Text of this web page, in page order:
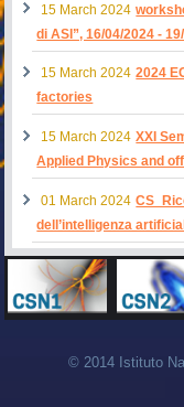
15 March 2024
di ASI”, 16/04/2024 -
15 March 2024 2024
factories
15 March 2024 XXI
Applied Physics and
01 March 2024
dell’intelligenza
© 2014 Istituto